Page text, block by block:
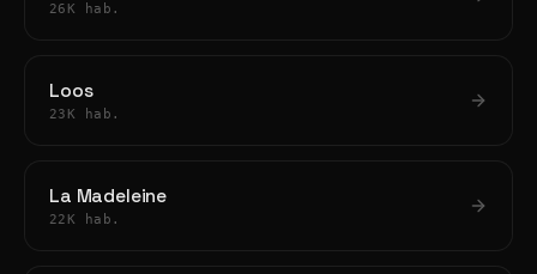
26K hab.
Loos
23K hab.
La Madeleine
22K hab.